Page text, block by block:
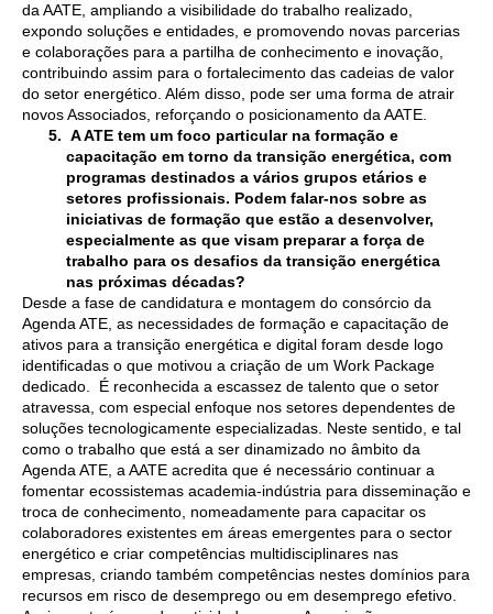
da AATE, ampliando a visibilidade do trabalho realizado,
expondo soluções e entidades, e promovendo novas parcerias
e colaborações para a partilha de conhecimento e inovação,
contribuindo assim para o fortalecimento das cadeias de valor
do setor energético. Além disso, pode ser uma forma de atrair
novos Associados, reforçando o posicionamento da AATE.
A ATE tem um foco particular na formação e
capacitação em torno da transição energética, com
programas destinados a vários grupos etários e
setores profissionais. Podem falar-nos sobre as
iniciativas de formação que estão a desenvolver,
especialmente as que visam preparar a força de
trabalho para os desafios da transição energética
nas próximas décadas?
Desde a fase de candidatura e montagem do consórcio da
Agenda ATE, as necessidades de formação e capacitação de
ativos para a transição energética e digital foram desde logo
identificadas o que motivou a criação de um Work Package
dedicado. É reconhecida a escassez de talento que o setor
atravessa, com especial enfoque nos setores dependentes de
soluções tecnologicamente especializadas. Neste sentido, e tal
como o trabalho que está a ser dinamizado no âmbito da
Agenda ATE, a AATE acredita que é necessário continuar a
fomentar ecossistemas academia-indústria para disseminação e
troca de conhecimento, nomeadamente para capacitar os
colaboradores existentes em áreas emergentes para o sector
energético e criar competências multidisciplinares nas
empresas, criando também competências nestes domínios para
recursos em risco de desemprego ou em desemprego efetivo.